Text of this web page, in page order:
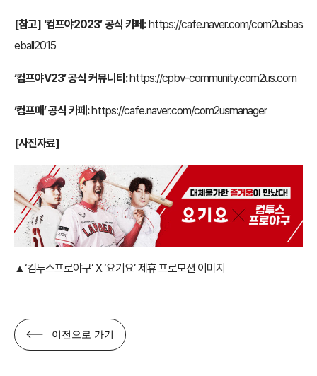
[참고] ‘컴프야2023’ 공식 카페: https://cafe.naver.com/com2usbas
eball2015
‘컴프야V23’ 공식 커뮤니티: https://cpbv-community.com2us.com
‘컴프매’ 공식 카페: https://cafe.naver.com/com2usmanager
[사진자료]
▲‘컴투스프로야구’ X ‘요기요’ 제휴 프로모션 이미지
이전으로 가기